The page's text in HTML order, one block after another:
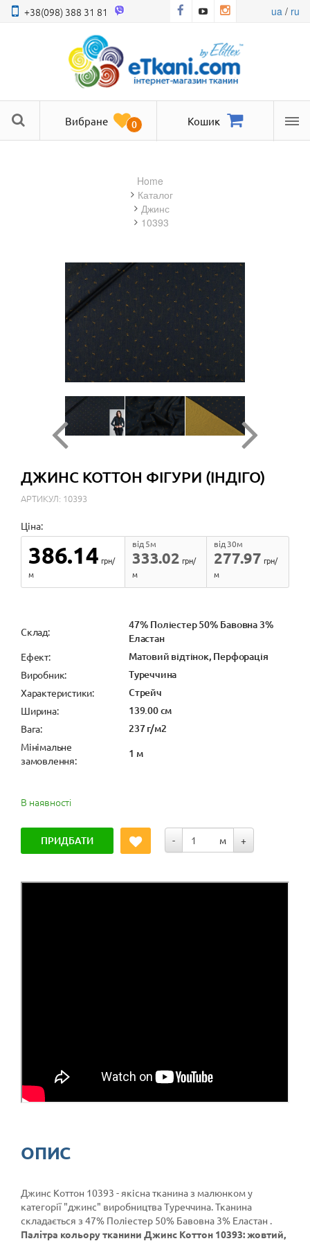
+38(098) 388 31 81 ua/ ru
Вибране 0 Кошик
Home
Каталог
джинс
10393
ДЖИНС КОТТОН ФІГУРИ (ІНДІГО)
АРТИКУЛ: 10393
Ціна:
386.14 грн/
м
333.02
від 5м
грн/
м
277.97
від 30м
грн/
м
Cклад:
47% Поліестер 50% Бавовна 3%
Еластан
Ефект: Матовий відтінок, Перфорація
Виробник: Туреччина
Характеристики: Стрейч
Ширина: 139.00 см
Вага: 237 г/м2
Мінімальне
замовлення:
1 м
В наявності
ПРИДБАТИ - м +
ОПИС
Джинс Коттон 10393 - якісна тканина з малюнком у
категорії "джинс" виробництва Туреччина. Тканина
складається з 47% Поліестер 50% Бавовна 3% Еластан .
Палітра кольору тканини Джинс Коттон 10393: жовтий,